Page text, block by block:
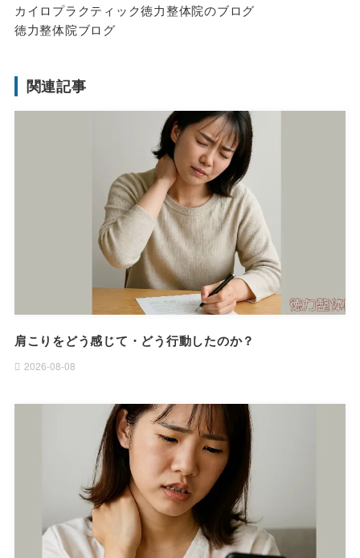
カイロプラクティック徳力整体院のブログ
徳力整体院ブログ
関連記事
肩こりをどう感じて・どう行動したのか？
2026-08-08